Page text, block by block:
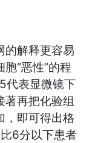
的解释更容易
“恶性”的程
代表显微镜下
著再把化验组
，即可得出格
6分以下患者